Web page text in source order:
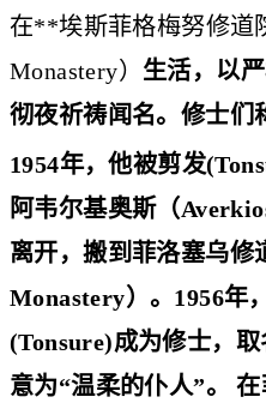
在**埃斯菲格梅努修道
Monastery） 生活，以
彻夜祈祷闻名。修士们
1954年，他被剪发
阿韦尔基奥斯（
离开，搬到菲洛塞乌修
Monastery）。1956年
(Tonsure)成为修士，取
意为“温柔的仆人”。